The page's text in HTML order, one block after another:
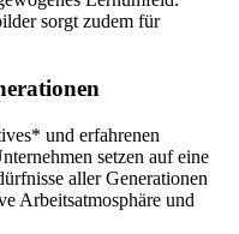
sorgt zudem für
und erfahrenen
setzen auf eine
aller Generationen
Arbeitsatmosphäre und